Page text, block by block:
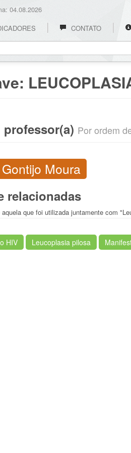
04.08.2026
CONTATO
Por ordem
Moura
relacionadas
que foi utilizada juntamente com
HIV Leucoplasia pilosa